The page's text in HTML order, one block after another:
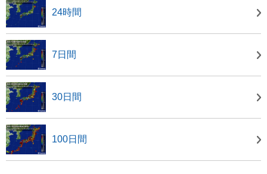
24時間
7日間
30日間
100日間